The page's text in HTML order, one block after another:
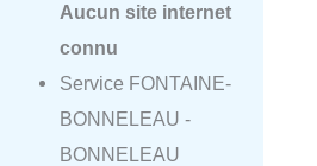
Aucun site internet
connu
Service FONTAINE-
BONNELEAU -
BONNELEAU